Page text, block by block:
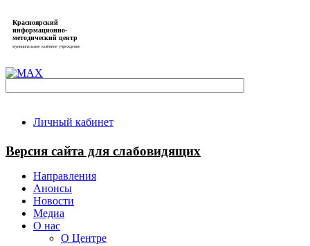
Красноярский
информационно-
методический центр
муниципальное казённое учреждение
Личный кабинет
Версия сайта для слабовидящих
Направления
Анонсы
Новости
Медиа
О нас
О Центре